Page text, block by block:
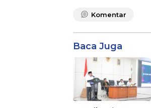
Komentar
Baca Juga